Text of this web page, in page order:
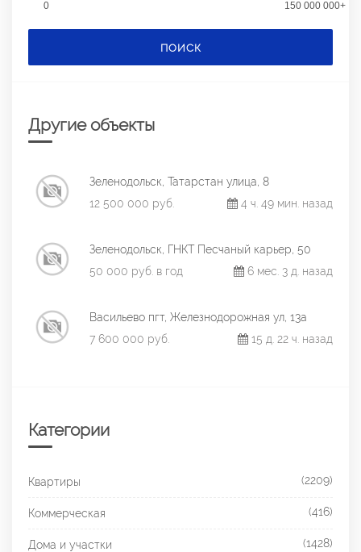
0 150 000 000+
ПОИСК
Другие объекты
Зеленодольск, Татарстан улица, 8
12 500 000 руб.
4 ч. 49 мин. назад
Зеленодольск, ГНКТ Песчаный карьер, 50
50 000 руб. в год
6 мес. 3 д. назад
Васильево пгт, Железнодорожная ул, 13а
7 600 000 руб.
15 д. 22 ч. назад
Категории
Квартиры (2209)
Коммерческая (416)
Дома и участки (1428)